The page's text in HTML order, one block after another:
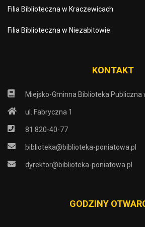
Filia Biblioteczna w Kraczewicach
Filia Biblioteczna w Niezabitowie
KONTAKT
Miejsko-Gminna Biblioteka Publiczna
ul. Fabryczna 1
81 820-40-77
biblioteka@biblioteka-poniatowa.pl
dyrektor@biblioteka-poniatowa.pl
GODZINY